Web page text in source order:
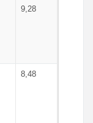
9,28
8,48